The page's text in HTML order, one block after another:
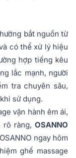
bắt nguồn từ
có thể xử lý hiệu
hợp tiếng kêu
lắc mạnh, người
tra chuyên sâu,
sử dụng.
vận hành êm ái,
rõ ràng, OSANNO
ngay hôm
ghế massage